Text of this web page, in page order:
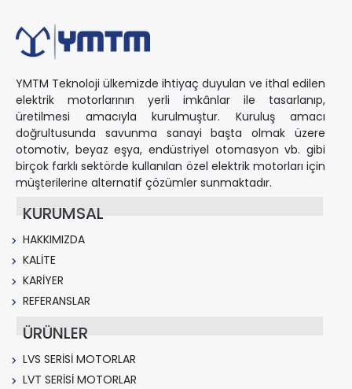
YMTM Teknoloji ülkemizde ihtiyaç duyulan ve ithal edilen
elektrik motorlarının yerli imkânlar ile tasarlanıp,
üretilmesi amacıyla kurulmuştur. Kuruluş amacı
doğrultusunda savunma sanayi başta olmak üzere
otomotiv, beyaz eşya, endüstriyel otomasyon vb. gibi
birçok farklı sektörde kullanılan özel elektrik motorları için
müşterilerine alternatif çözümler sunmaktadır.
KURUMSAL
HAKKIMIZDA
KALİTE
KARİYER
REFERANSLAR
ÜRÜNLER
LVS SERİSİ MOTORLAR
LVT SERİSİ MOTORLAR